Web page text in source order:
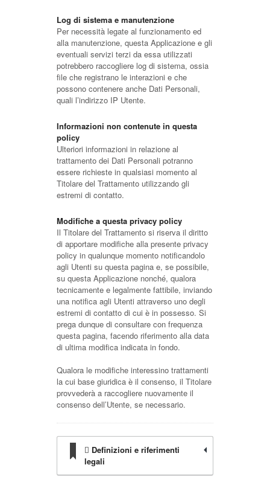
Log di sistema e manutenzione
Per necessità legate al funzionamento ed
alla manutenzione, questa Applicazione e gli
eventuali servizi terzi da essa utilizzati
potrebbero raccogliere log di sistema, ossia
file che registrano le interazioni e che
possono contenere anche Dati Personali,
quali l’indirizzo IP Utente.
Informazioni non contenute in questa
policy
Ulteriori informazioni in relazione al
trattamento dei Dati Personali potranno
essere richieste in qualsiasi momento al
Titolare del Trattamento utilizzando gli
estremi di contatto.
Modifiche a questa privacy policy
Il Titolare del Trattamento si riserva il diritto
di apportare modifiche alla presente privacy
policy in qualunque momento notificandolo
agli Utenti su questa pagina e, se possibile,
su questa Applicazione nonché, qualora
tecnicamente e legalmente fattibile, inviando
una notifica agli Utenti attraverso uno degli
estremi di contatto di cui è in possesso. Si
prega dunque di consultare con frequenza
questa pagina, facendo riferimento alla data
di ultima modifica indicata in fondo.
Qualora le modifiche interessino trattamenti
la cui base giuridica è il consenso, il Titolare
provvederà a raccogliere nuovamente il
consenso dell’Utente, se necessario.
Definizioni e riferimenti
legali